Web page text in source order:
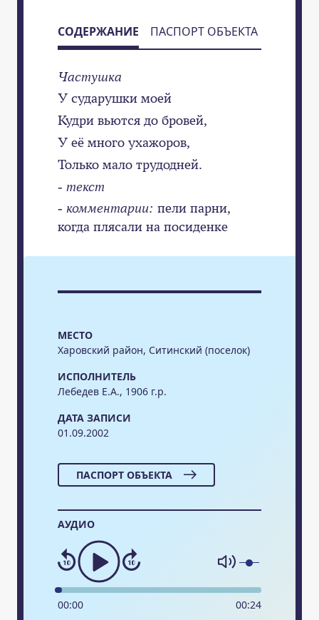
МЕСТО
Харовский район, Ситинский (поселок)
ИСПОЛНИТЕЛЬ
Лебедев Е.А., 1906 г.р.
ДАТА ЗАПИСИ
01.09.2002
ПАСПОРТ ОБЪЕКТА
АУДИО
00:00 00:24
СОДЕРЖАНИЕ ПАСПОРТ ОБЪЕКТА
Частушка
У сударушки моей
Кудри вьются до бровей,
У её много ухажоров,
Только мало трудодней.
- текст
- комментарии: пели парни,
когда плясали на посиденке